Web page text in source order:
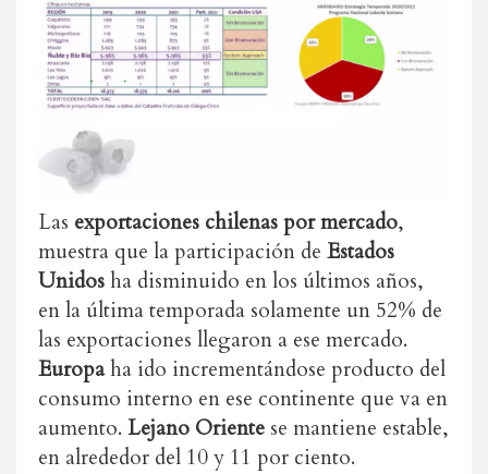
Las exportaciones chilenas por mercado,
muestra que la participación de Estados
Unidosha disminuido en los últimos años,
en la última temporada solamente un 52% de
las exportaciones llegaron a ese mercado.
Europaha ido incrementándose producto del
consumo interno en ese continente que va en
aumento. Lejano Oriente se mantiene estable,
en alrededor del 10 y 11 por ciento.